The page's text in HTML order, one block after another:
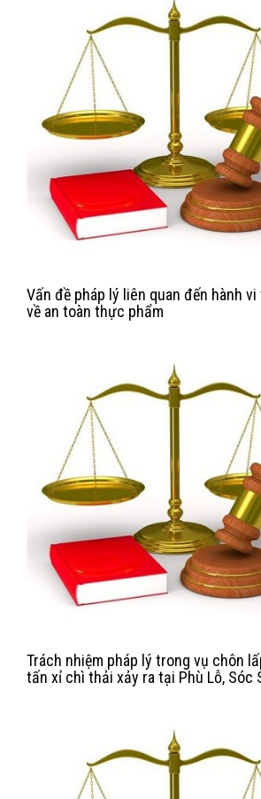
Vấn đề pháp lý liên quan đến hành
về an toàn thực phẩm
Trách nhiệm pháp lý trong vụ chôn
tấn xỉ chì thải xảy ra tại Phù Lỗ, Sóc